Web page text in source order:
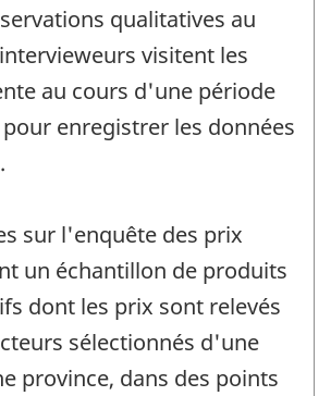
qualitatives au
visitent les
au cours d'une période
enregistrer les données
sur l'enquête des prix
un échantillon de produits
dont les prix sont relevés
sélectionnés d'une
province, dans des points